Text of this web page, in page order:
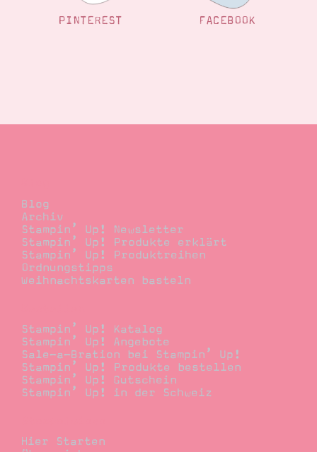
PINTEREST FACEBOOK
Blog
Archiv
Stampin’ Up! Newsletter
Stampin’ Up! Produkte erklärt
Stampin’ Up! Produktreihen
Ordnungstipps
Weihnachtskarten basteln
Stampin’ Up! Katalog
Stampin’ Up! Angebote
Sale-a-Bration bei Stampin’ Up!
Stampin’ Up! Produkte bestellen
Stampin’ Up! Gutschein
Stampin’ Up! in der Schweiz
Hier Starten